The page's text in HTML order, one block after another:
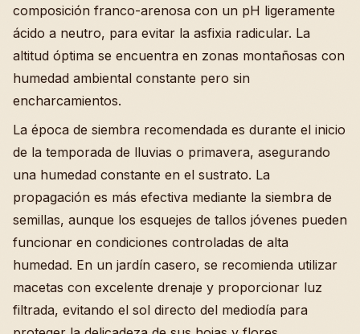
composición franco-arenosa con un pH ligeramente
ácido a neutro, para evitar la asfixia radicular. La
altitud óptima se encuentra en zonas montañosas con
humedad ambiental constante pero sin
encharcamientos.
La época de siembra recomendada es durante el inicio
de la temporada de lluvias o primavera, asegurando
una humedad constante en el sustrato. La
propagación es más efectiva mediante la siembra de
semillas, aunque los esquejes de tallos jóvenes pueden
funcionar en condiciones controladas de alta
humedad. En un jardín casero, se recomienda utilizar
macetas con excelente drenaje y proporcionar luz
filtrada, evitando el sol directo del mediodía para